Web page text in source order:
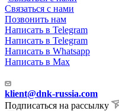
Связаться с нами
Позвонить нам
Написать в Telegram
Написать в Telegram
Написать в Whatsapp
Написать в Max
klient@dnk-russia.com
Подписаться на рассылку